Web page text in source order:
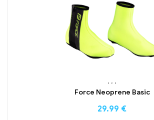
, , ,
Force Neoprene Basic
29.99 €